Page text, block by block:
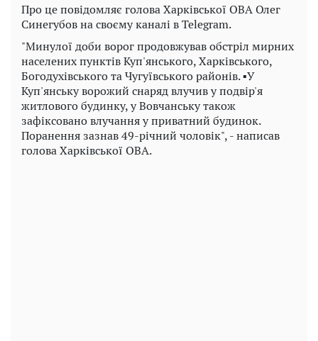
Про це повідомляє голова Харківської ОВА Олег
Синегубов на своєму каналі в Telegram.
"Минулої доби ворог продовжував обстріл мирних
населених пунктів Куп'янського, Харківського,
Богодухівського та Чугуївського районів. ▪️У
Куп'янську ворожий снаряд влучив у подвір'я
житлового будинку, у Вовчанську також
зафіксовано влучання у приватний будинок.
Поранення зазнав 49-річний чоловік", - написав
голова Харківської ОВА.